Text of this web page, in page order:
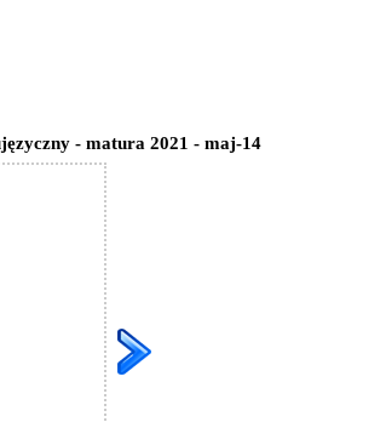
- matura 2021 - maj-14